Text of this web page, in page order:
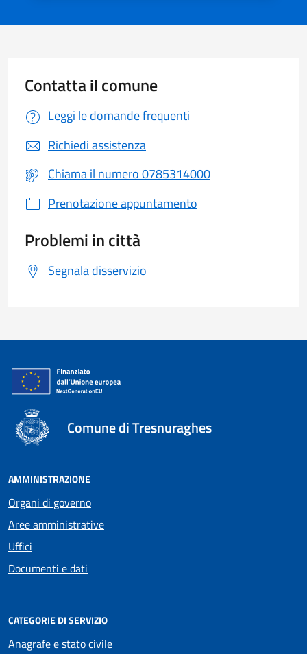
Contatta il comune
Leggi le domande frequenti
Richiedi assistenza
Chiama il numero 0785314000
Prenotazione appuntamento
Problemi in città
Segnala disservizio
Comune di Tresnuraghes
AMMINISTRAZIONE
Organi di governo
Aree amministrative
Uffici
Documenti e dati
CATEGORIE DI SERVIZIO
Anagrafe e stato civile